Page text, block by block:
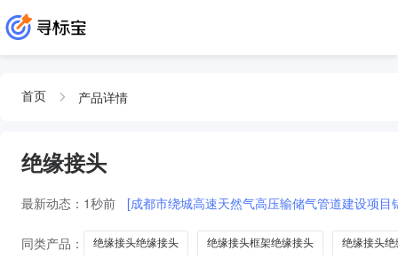
首页 产品详情
绝缘接头
最新动态： 1秒前 [成都市绕城高速天然气高压输储气管道建设项
同类产品： 绝缘接头绝缘接头 绝缘接头框架绝缘接头 绝缘接头绝